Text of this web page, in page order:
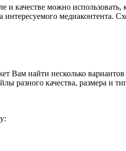
и качестве можно
интересуемого медиаконтента.
Вам найти несколько
разного качества, размера и